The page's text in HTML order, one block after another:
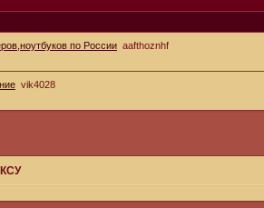
по России aafthoznhf
vik4028